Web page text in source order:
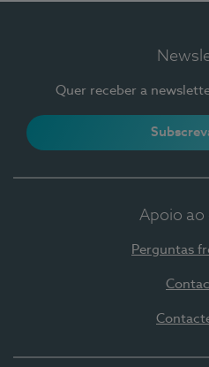
Quer receber a
Apoio ao
Perguntas